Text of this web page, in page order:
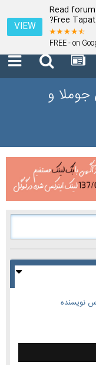
Read
Free
FREE - on
VIEW
و
نویسنده